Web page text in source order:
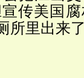
传美国
所里出来